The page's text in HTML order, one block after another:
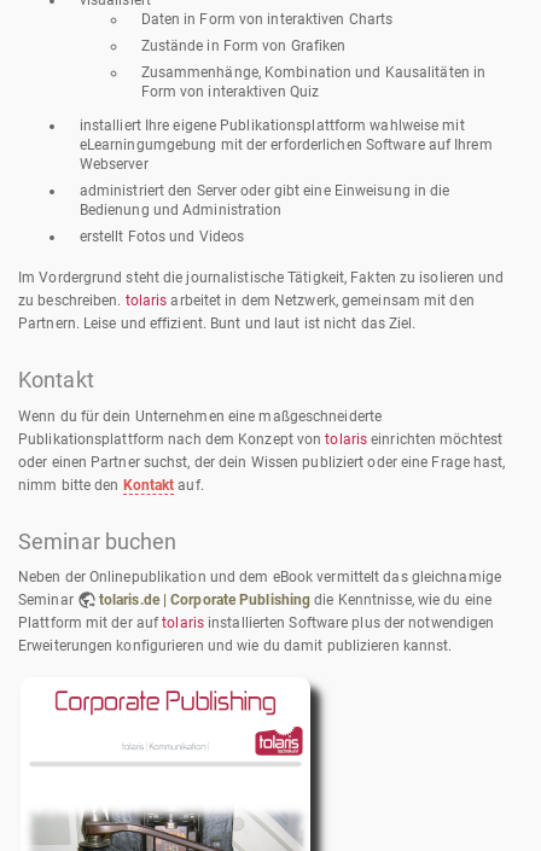
Daten in Form von interaktiven Charts
Zustände in Form von Grafiken
Zusammenhänge, Kombination und Kausalitäten in
Form von interaktiven Quiz
installiert Ihre eigene Publikationsplattform wahlweise mit
eLearningumgebung mit der erforderlichen Software auf Ihrem
Webserver
administriert den Server oder gibt eine Einweisung in die
Bedienung und Administration
erstellt Fotos und Videos
Im Vordergrund steht die journalistische Tätigkeit, Fakten zu isolieren und
zu beschreiben. tolaris arbeitet in dem Netzwerk, gemeinsam mit den
Partnern. Leise und effizient. Bunt und laut ist nicht das Ziel.
Kontakt
Wenn du für dein Unternehmen eine maßgeschneiderte
Publikationsplattform nach dem Konzept vontolaris einrichten möchtest
oder einen Partner suchst, der dein Wissen publiziert oder eine Frage hast,
nimm bitte den Kontakt auf.
Seminar buchen
Neben der Onlinepublikation und dem eBook vermittelt das gleichnamige
Seminar
tolaris.de | Corporate Publishing die Kenntnisse, wie du eine
Plattform mit der auftolarisinstallierten Software plus der notwendigen
Erweiterungen konfigurieren und wie du damit publizieren kannst.